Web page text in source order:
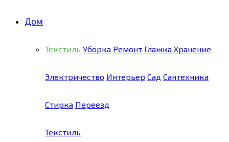
Дом
Текстиль Уборка Ремонт Глажка Хранение
Электричество Интерьер Сад Сантехника
Стирка Переезд
Текстиль